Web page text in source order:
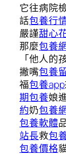
它往病院
話包養行
嚴謹甜心
那麼包養
「他人的
撇嘴包養
福包養app
期包養娘
約奶包養
包養軟體
站長救包
包養價格